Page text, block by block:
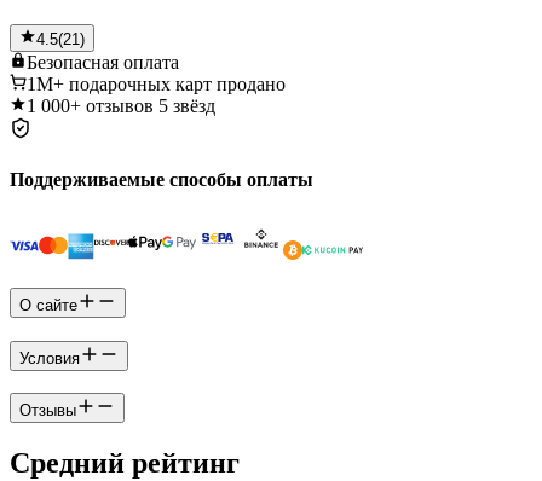
4.5(21)
Безопасная оплата
1M+ подарочных карт продано
1 000+ отзывов 5 звёзд
Поддерживаемые способы оплаты
О сайте
Условия
Отзывы
Средний рейтинг